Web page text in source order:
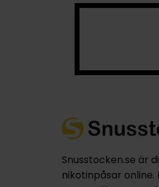
Snusstocken.se är
nikotinpåsar